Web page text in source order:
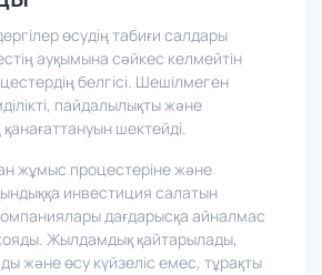
өсудің табиғи салдары
ауқымына сәйкес келмейтін
белгісі. Шешілмеген
пайдалылықты және
жұмыс процестеріне және
инвестиция салатын
дағдарысқа айналмас
Жылдамдық қайтарылады,